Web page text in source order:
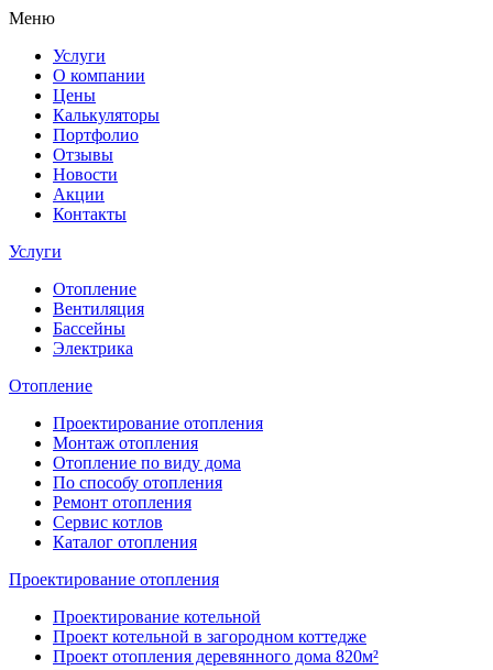
Меню
Услуги
О компании
Цены
Калькуляторы
Портфолио
Отзывы
Новости
Акции
Контакты
Услуги
Отопление
Вентиляция
Бассейны
Электрика
Отопление
Проектирование отопления
Монтаж отопления
Отопление по виду дома
По способу отопления
Ремонт отопления
Сервис котлов
Каталог отопления
Проектирование отопления
Проектирование котельной
Проект котельной в загородном коттедже
Проект отопления деревянного дома 820м²